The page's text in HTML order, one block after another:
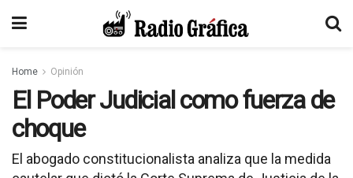
Home Opinión
El Poder Judicial como fuerza de
choque
El abogado constitucionalista analiza que la medida